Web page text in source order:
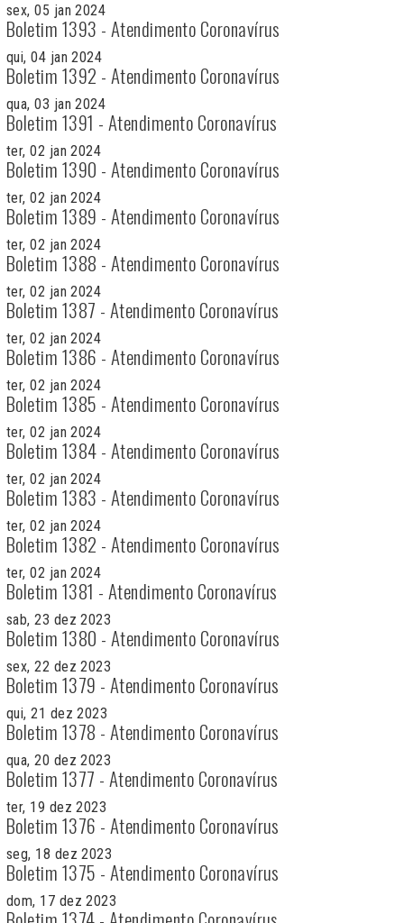
sex, 05 jan 2024
Boletim 1393 - Atendimento Coronavírus
qui, 04 jan 2024
Boletim 1392 - Atendimento Coronavírus
qua, 03 jan 2024
Boletim 1391 - Atendimento Coronavírus
ter, 02 jan 2024
Boletim 1390 - Atendimento Coronavírus
ter, 02 jan 2024
Boletim 1389 - Atendimento Coronavírus
ter, 02 jan 2024
Boletim 1388 - Atendimento Coronavírus
ter, 02 jan 2024
Boletim 1387 - Atendimento Coronavírus
ter, 02 jan 2024
Boletim 1386 - Atendimento Coronavírus
ter, 02 jan 2024
Boletim 1385 - Atendimento Coronavírus
ter, 02 jan 2024
Boletim 1384 - Atendimento Coronavírus
ter, 02 jan 2024
Boletim 1383 - Atendimento Coronavírus
ter, 02 jan 2024
Boletim 1382 - Atendimento Coronavírus
ter, 02 jan 2024
Boletim 1381 - Atendimento Coronavírus
sab, 23 dez 2023
Boletim 1380 - Atendimento Coronavírus
sex, 22 dez 2023
Boletim 1379 - Atendimento Coronavírus
qui, 21 dez 2023
Boletim 1378 - Atendimento Coronavírus
qua, 20 dez 2023
Boletim 1377 - Atendimento Coronavírus
ter, 19 dez 2023
Boletim 1376 - Atendimento Coronavírus
seg, 18 dez 2023
Boletim 1375 - Atendimento Coronavírus
dom, 17 dez 2023